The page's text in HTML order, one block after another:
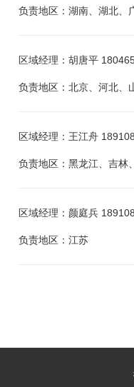
负责地区：湖南、湖北、
区域经理：胡唐平
负责地区：北京、河北、
区域经理：王江舟
负责地区：黑龙江、吉林
区域经理：颜庭兵
负责地区：江苏